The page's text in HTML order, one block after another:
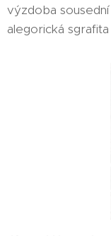
výzdoba sousední
alegorická